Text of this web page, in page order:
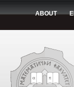
ABOUT